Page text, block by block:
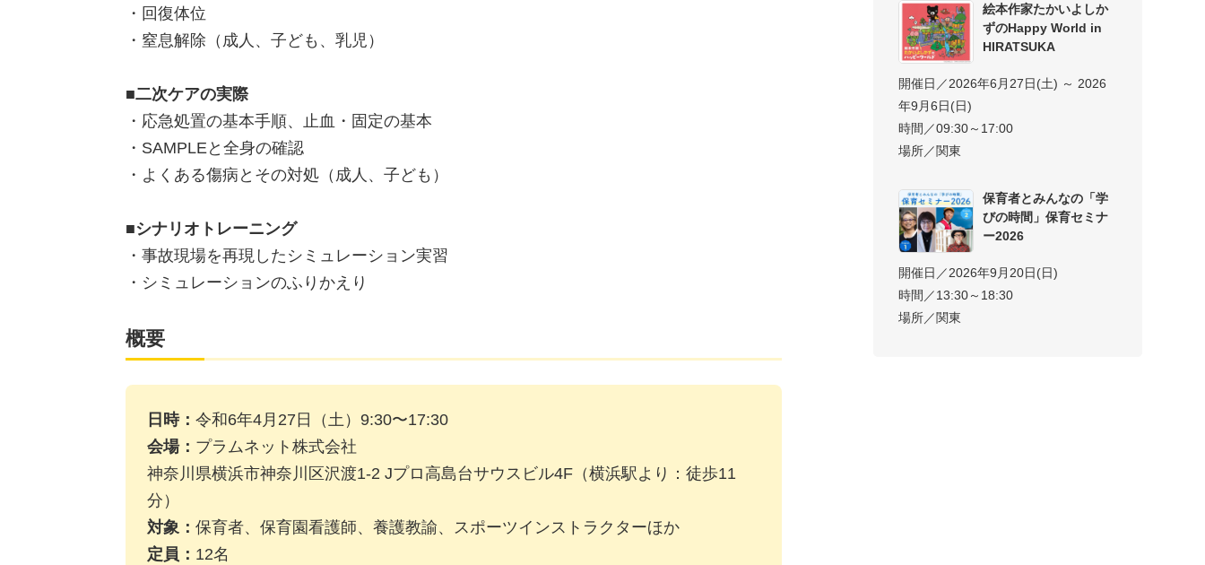
・回復体位
・窒息解除（成人、子ども、乳児）
■二次ケアの実際
・応急処置の基本手順、止血・固定の基本
・SAMPLEと全身の確認
・よくある傷病とその対処（成人、子ども）
■シナリオトレーニング
・事故現場を再現したシミュレーション実習
・シミュレーションのふりかえり
概要
日時： 令和6年4月27日（土）9:30〜17:30
会場： プラムネット株式会社
神奈川県横浜市神奈川区沢渡1-2 Jプロ高島台サウスビル4F（横浜駅より：徒歩11
分）
対象： 保育者、保育園看護師、養護教諭、スポーツインストラクターほか
定員： 12名
絵本作家たかいよしか
ずのHappy World in
HIRATSUKA
開催日／2026年6月27日(土) ～ 2026
年9月6日(日)
時間／09:30～17:00
場所／関東
保育者とみんなの「学
びの時間」保育セミナ
ー2026
開催日／2026年9月20日(日)
時間／13:30～18:30
場所／関東